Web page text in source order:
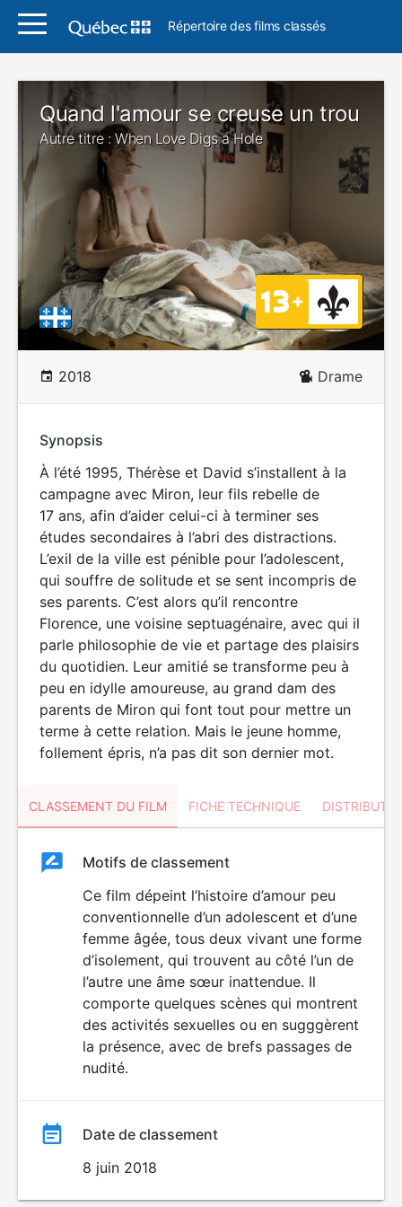
Répertoire des films classés
Quand l'amour se creuse un trou
Autre titre : When Love Digs a Hole
2018 Drame
Synopsis
À l’été 1995, Thérèse et David s’installent à la
campagne avec Miron, leur fils rebelle de
17 ans, afin d’aider celui-ci à terminer ses
études secondaires à l’abri des distractions.
L’exil de la ville est pénible pour l’adolescent,
qui souffre de solitude et se sent incompris de
ses parents. C’est alors qu’il rencontre
Florence, une voisine septuagénaire, avec qui il
parle philosophie de vie et partage des plaisirs
du quotidien. Leur amitié se transforme peu à
peu en idylle amoureuse, au grand dam des
parents de Miron qui font tout pour mettre un
terme à cette relation. Mais le jeune homme,
follement épris, n’a pas dit son dernier mot.
CLASSEMENT DU FILM FICHE TECHNIQUE
ClassementClassement
Motifs de classement
Ce film dépeint l’histoire d’amour peu
conventionnelle d’un adolescent et d’une
femme âgée, tous deux vivant une forme
d’isolement, qui trouvent au côté l’un de
l’autre une âme sœur inattendue. Il
comporte quelques scènes qui montrent
des activités sexuelles ou en sugggèrent
la présence, avec de brefs passages de
nudité.
Date de classement
8 juin 2018